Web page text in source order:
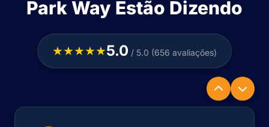
Park Way Estão Dizendo
★★★★★5.0 / 5.0 (656 avaliações)